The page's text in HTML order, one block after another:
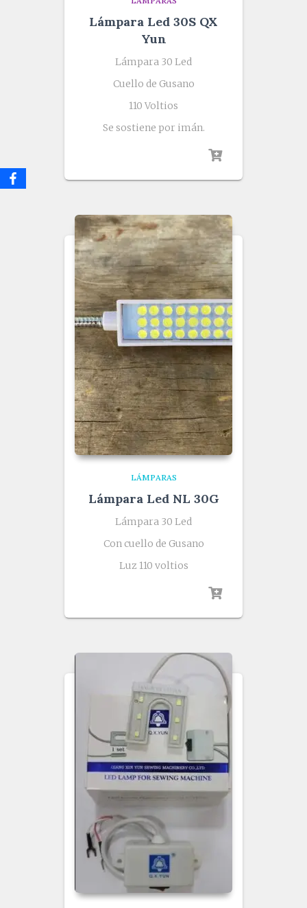
Lámpara Led 30S QX
Yun
Lámpara 30 Led
Cuello de Gusano
110 Voltios
Se sostiene por imán.
LÁMPARAS
Lámpara Led NL 30G
Lámpara 30 Led
Con cuello de Gusano
Luz 110 voltios